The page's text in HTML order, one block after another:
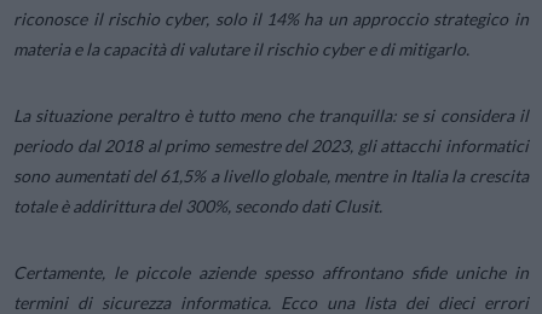
riconosce il rischio cyber, solo il 14% ha un approccio strategico in
materia e la capacità di valutare il rischio cyber e di mitigarlo.
La situazione peraltro è tutto meno che tranquilla: se si considera il
periodo dal 2018 al primo semestre del 2023, gli attacchi informatici
sono aumentati del 61,5% a livello globale, mentre in Italia la crescita
totale è addirittura del 300%, secondo dati Clusit.
Certamente, le piccole aziende spesso affrontano sfide uniche in
termini di sicurezza informatica. Ecco una lista dei dieci errori